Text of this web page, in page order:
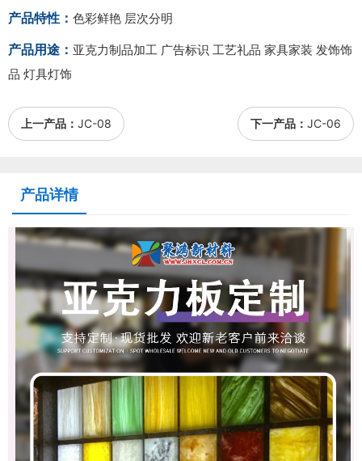
产品特性： 色彩鲜艳 层次分明
产品用途： 亚克力制品加工 广告标识 工艺礼品 家具家装 发饰饰
品 灯具灯饰
上一产品： JC-08 下一产品： JC-06
产品详情